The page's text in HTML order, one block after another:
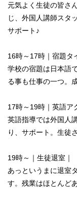
元気よく生徒の皆さ
じ、外国人講師スタ
サポート♪
16時～17時｜宿題タ
学校の宿題は日本語
る事も仕事の一つ。
17時～19時｜英語ア
英語指導では外国人
り、サポート。生徒
19時～｜生徒退室｜
あっというまに退室
す。残業はほとんど